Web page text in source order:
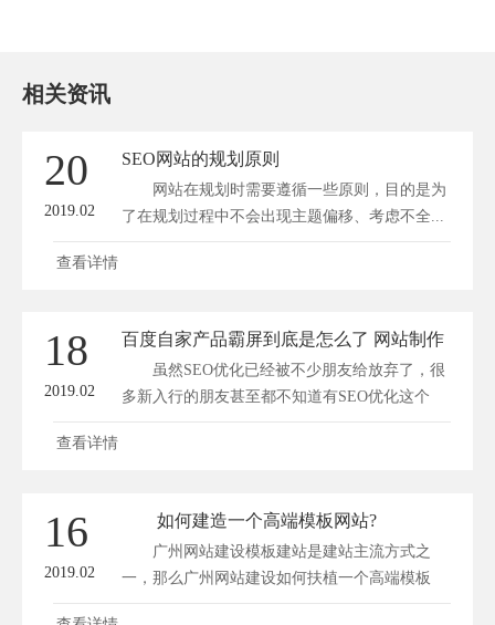
相关资讯
20
2019.02
SEO网站的规划原则
网站在规划时需要遵循一些原则，目的是为
了在规划过程中不会出现主题偏移、考虑不全...
查看详情
18
2019.02
百度自家产品霸屏到底是怎么了 网站制作
虽然SEO优化已经被不少朋友给放弃了，很
多新入行的朋友甚至都不知道有SEO优化这个
事...
查看详情
16
2019.02
如何建造一个高端模板网站?
广州网站建设模板建站是建站主流方式之
一，那么广州网站建设如何扶植一个高端模板
网...